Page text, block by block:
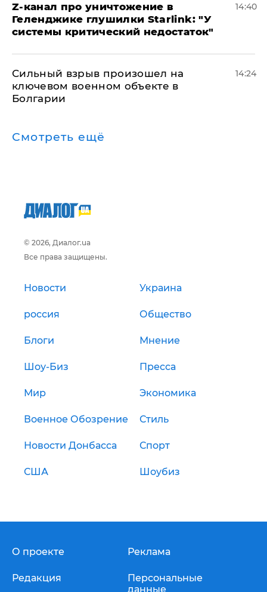
Z-канал про уничтожение в
Геленджике глушилки Starlink: "У
системы критический недостаток"
14:40
Сильный взрыв произошел на
ключевом военном объекте в
Болгарии
14:24
Смотреть ещё
© 2026, Диалог.ua
Все права защищены.
Новости Украина
россия Общество
Блоги Мнение
Шоу-Биз Пресса
Мир Экономика
Военное Обозрение Стиль
Новости Донбасса Спорт
США Шоубиз
О проекте
Редакция
Реклама
Персональные
данные